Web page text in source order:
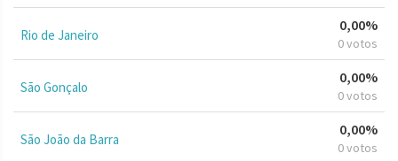
Rio de Janeiro
0,00%
0 votos
São Gonçalo
0,00%
0 votos
São João da Barra
0,00%
0 votos